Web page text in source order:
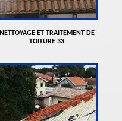
NETTOYAGE ET TRAITEMENT DE
TOITURE 33